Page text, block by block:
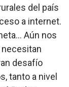
del país
a internet.
Aún nos
desafío
tanto a nivel